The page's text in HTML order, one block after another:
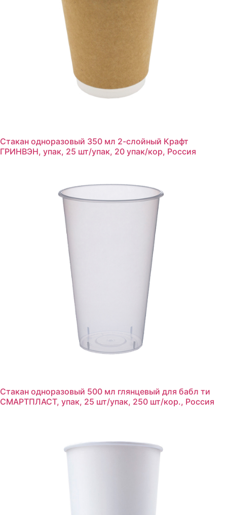
Стакан одноразовый 350 мл 2-слойный Крафт
ГРИНВЭН, упак, 25 шт/упак, 20 упак/кор, Россия
Стакан одноразовый 500 мл глянцевый для бабл ти
СМАРТПЛАСТ, упак, 25 шт/упак, 250 шт/кор., Россия